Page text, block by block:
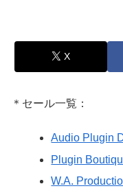
X
＊セール一覧：
Audio Plugin
Plugin
W.A.